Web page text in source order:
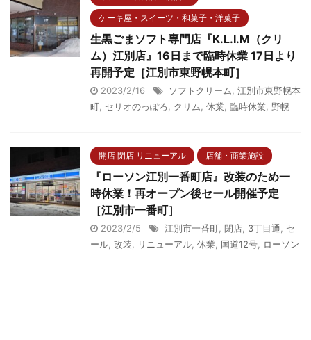
ケーキ屋・スイーツ・和菓子・洋菓子
生黒ごまソフト専門店『K.L.I.M（クリ
ム）江別店』16日まで臨時休業 17日より
再開予定［江別市東野幌本町］
2023/2/16 ソフトクリーム, 江別市東野幌本
町, セリオのっぽろ, クリム, 休業, 臨時休業, 野幌
開店 閉店 リニューアル 店舗・商業施設
『ローソン江別一番町店』改装のため一
時休業！再オープン後セール開催予定
［江別市一番町］
2023/2/5 江別市一番町, 閉店, 3丁目通, セ
ール, 改装, リニューアル, 休業, 国道12号, ローソン